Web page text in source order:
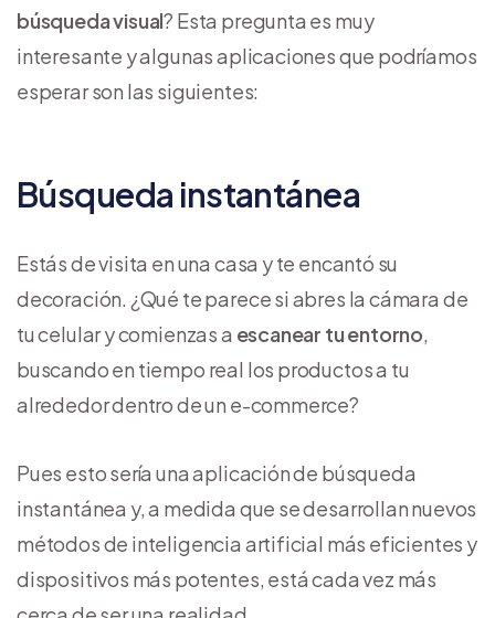
búsqueda visual? Esta pregunta es muy
interesante y algunas aplicaciones que podríamos
esperar son las siguientes:
Búsqueda instantánea
Estás de visita en una casa y te encantó su
decoración. ¿Qué te parece si abres la cámara de
tu celular y comienzas a escanear tu entorno,
buscando en tiempo real los productos a tu
alrededor dentro de un e-commerce?
Pues esto sería una aplicación de búsqueda
instantánea y, a medida que se desarrollan nuevos
métodos de inteligencia artificial más eficientes y
dispositivos más potentes, está cada vez más